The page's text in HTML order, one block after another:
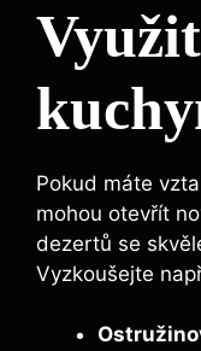
Pokud máte
mohou otevřít
dezertů se
Vyzkoušejte